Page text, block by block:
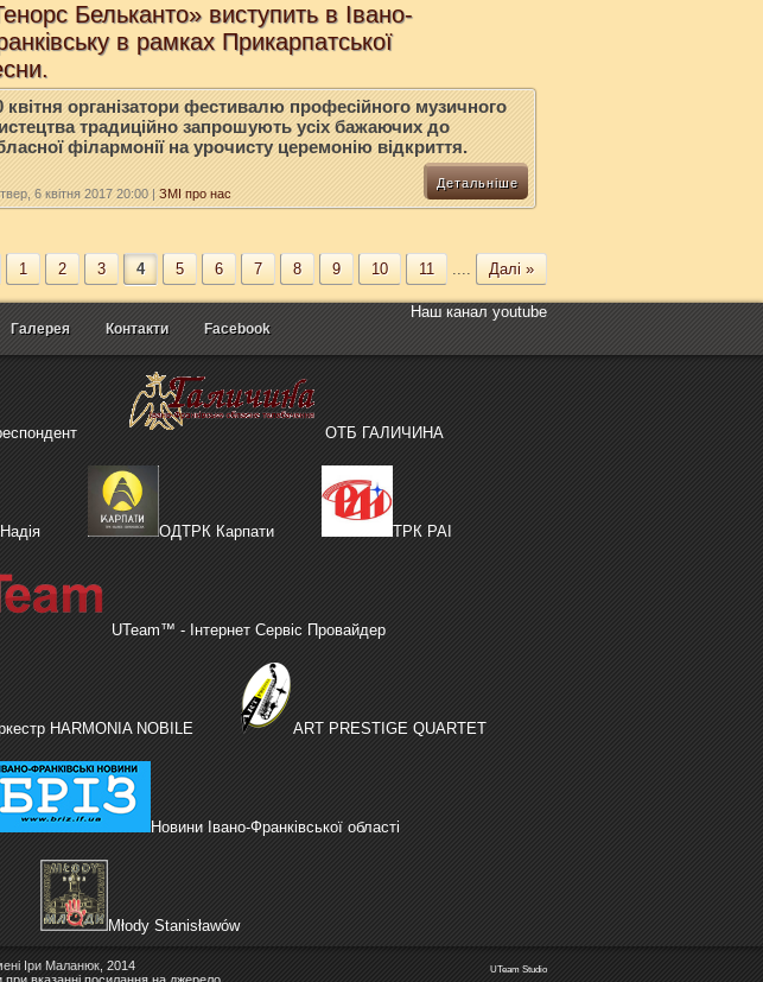
Бельканто» виступить в Івано-
в рамках Прикарпатської
квітня організатори фестивалю професійного музичного
традиційно запрошують усіх бажаючих до
філармонії на урочисту церемонію відкриття.
6 квітня 2017 20:00 | ЗМІ про нас
Детальніше
1 2 3 4 5 6 7 8 9 10 11 .... Далі »
Галерея Контакти Facebook
Наш канал youtube
ОТБ ГАЛИЧИНА
ОДТРК Карпати ТРК РАІ
UTeam™ - Інтернет Сервіс Провайдер
HARMONIA NOBILE ART PRESTIGE QUARTET
Новини Івано-Франківської області
Młody Stanisławów
UTeam Studio
Іри Маланюк, 2014